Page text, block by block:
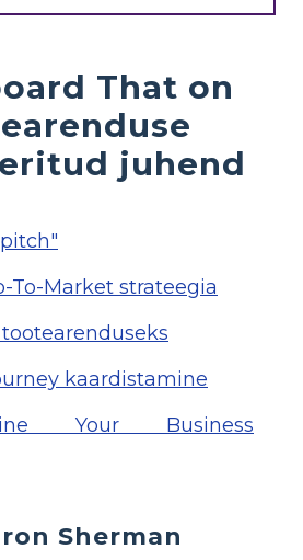
That on
juhend
To-Market strateegia
kaardistamine
Your Business
Sherman